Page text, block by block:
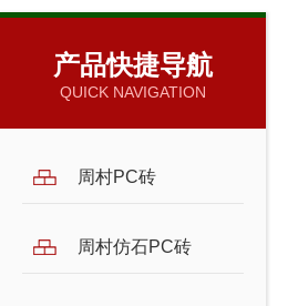
产品快捷导航
QUICK NAVIGATION
周村PC砖
周村仿石PC砖